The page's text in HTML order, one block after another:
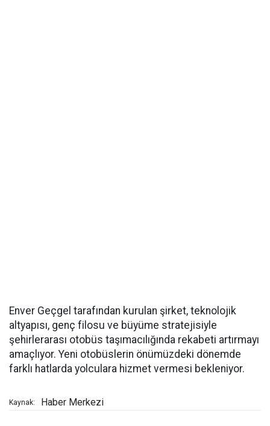
Enver Geçgel tarafından kurulan şirket, teknolojik
altyapısı, genç filosu ve büyüme stratejisiyle
şehirlerarası otobüs taşımacılığında rekabeti artırmayı
amaçlıyor. Yeni otobüslerin önümüzdeki dönemde
farklı hatlarda yolculara hizmet vermesi bekleniyor.
Kaynak: Haber Merkezi